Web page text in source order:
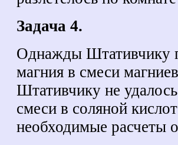
Задача 4.
Однажды Штативчику
магния в смеси
Штативчику не
смеси в соляной
необходимые расчеты